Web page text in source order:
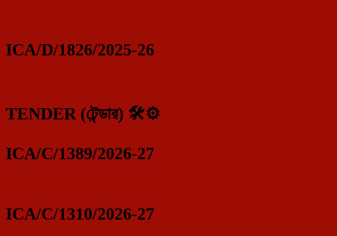
ICA/D/1826/2025-26
TENDER (টেন্ডার) 🛠️⚙️
ICA/C/1389/2026-27
ICA/C/1310/2026-27